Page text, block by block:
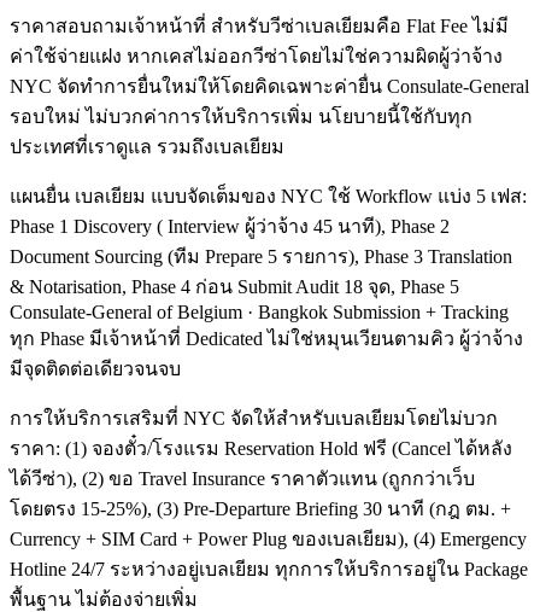
ราคาสอบถามเจ้าหน้าที่ สำหรับวีซ่าเบลเยียมคือ Flat Fee ไม่มี
ค่าใช้จ่ายแฝง หากเคสไม่ออกวีซ่าโดยไม่ใช่ความผิดผู้ว่าจ้าง
NYC จัดทำการยื่นใหม่ให้โดยคิดเฉพาะค่ายื่น Consulate-General
รอบใหม่ ไม่บวกค่าการให้บริการเพิ่ม นโยบายนี้ใช้กับทุก
ประเทศที่เราดูแล รวมถึงเบลเยียม
แผนยื่น เบลเยียม แบบจัดเต็มของ NYC ใช้ Workflow แบ่ง 5 เฟส:
Phase 1 Discovery ( Interview ผู้ว่าจ้าง 45 นาที), Phase 2
Document Sourcing (ทีม Prepare 5 รายการ), Phase 3 Translation
& Notarisation, Phase 4 ก่อน Submit Audit 18 จุด, Phase 5
Consulate-General of Belgium · Bangkok Submission + Tracking
ทุก Phase มีเจ้าหน้าที่ Dedicated ไม่ใช่หมุนเวียนตามคิว ผู้ว่าจ้าง
มีจุดติดต่อเดียวจนจบ
การให้บริการเสริมที่ NYC จัดให้สำหรับเบลเยียมโดยไม่บวก
ราคา: (1) จองตั๋ว/โรงแรม Reservation Hold ฟรี (Cancel ได้หลัง
ได้วีซ่า), (2) ขอ Travel Insurance ราคาตัวแทน (ถูกกว่าเว็บ
โดยตรง 15-25%), (3) Pre-Departure Briefing 30 นาที (กฎ ตม. +
Currency + SIM Card + Power Plug ของเบลเยียม), (4) Emergency
Hotline 24/7 ระหว่างอยู่เบลเยียม ทุกการให้บริการอยู่ใน Package
พื้นฐาน ไม่ต้องจ่ายเพิ่ม